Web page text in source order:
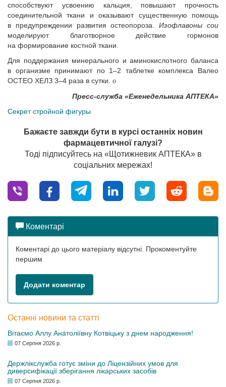
способствуют усвоению кальция, повышают прочность
соединительной ткани и оказывают существенную помощь
в предупреждении развития остеопороза.Изофлавоны сои
моделируют благотворное действие гормонов
на формирование костной ткани.
Для поддержания минерального и аминокислотного баланса
в организме принимают по 1–2 таблетке комплекса Валео
ОСТЕО ХЕЛЗ 3–4 раза в сутки. o
Пресс-служба «Еженедельника АПТЕКА»
Секрет стройной фигуры
Бажаєте завжди бути в курсі останніх новин
фармацевтичної галузі?
Тоді підписуйтесь на «Щотижневик АПТЕКА» в
соціальних мережах!
Коментарі
Коментарі до цього матеріалу відсутні. Прокоментуйте
першим
Додати коментар
Останні новини та статті
Вітаємо Аллу Анатоліївну Котвіцьку з днем народження!
07 Серпня 2026 р.
Держлікслужба готує зміни до Ліцензійних умов для
диверсифікації зберігання лікарських засобів
07 Серпня 2026 р.